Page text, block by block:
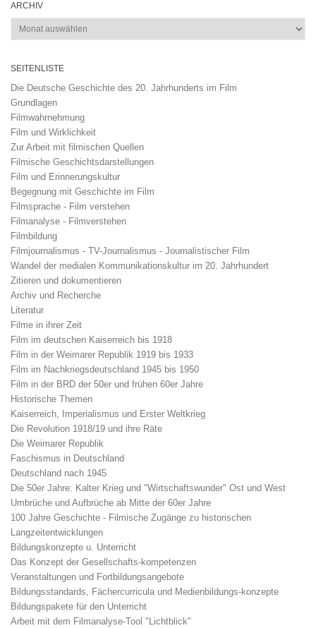
ARCHIV
Archiv
SEITENLISTE
Die Deutsche Geschichte des 20. Jahrhunderts im Film
Grundlagen
Filmwahrnehmung
Film und Wirklichkeit
Zur Arbeit mit filmischen Quellen
Filmische Geschichtsdarstellungen
Film und Erinnerungskultur
Begegnung mit Geschichte im Film
Filmsprache - Film verstehen
Filmanalyse - Filmverstehen
Filmbildung
Filmjournalismus - TV-Journalismus - Journalistischer Film
Wandel der medialen Kommunikationskultur im 20. Jahrhundert
Zitieren und dokumentieren
Archiv und Recherche
Literatur
Filme in ihrer Zeit
Film im deutschen Kaiserreich bis 1918
Film in der Weimarer Republik 1919 bis 1933
Film im Nachkriegsdeutschland 1945 bis 1950
Film in der BRD der 50er und frühen 60er Jahre
Historische Themen
Kaiserreich, Imperialismus und Erster Weltkrieg
Die Revolution 1918/19 und ihre Räte
Die Weimarer Republik
Faschismus in Deutschland
Deutschland nach 1945
Die 50er Jahre: Kalter Krieg und "Wirtschaftswunder" Ost und West
Umbrüche und Aufbrüche ab Mitte der 60er Jahre
100 Jahre Geschichte - Filmische Zugänge zu historischen
Langzeitentwicklungen
Bildungskonzepte u. Unterricht
Das Konzept der Gesellschafts-kompetenzen
Veranstaltungen und Fortbildungsangebote
Bildungsstandards, Fächercurricula und Medienbildungs-konzepte
Bildungspakete für den Unterricht
Arbeit mit dem Filmanalyse-Tool "Lichtblick"